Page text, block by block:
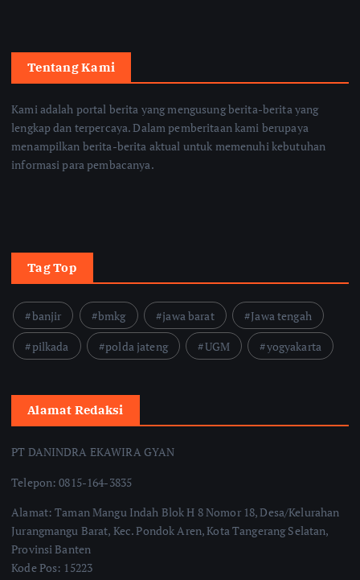
Tentang Kami
Kami adalah portal berita yang mengusung berita-berita yang
lengkap dan terpercaya. Dalam pemberitaan kami berupaya
menampilkan berita-berita aktual untuk memenuhi kebutuhan
informasi para pembacanya.
Tag Top
banjir bmkg jawa barat
Jawa tengah
pilkada
polda jateng UGM yogyakarta
Alamat Redaksi
PT DANINDRA EKAWIRA GYAN
Telepon: 0815-164-3835
Alamat: Taman Mangu Indah Blok H 8 Nomor 18, Desa/Kelurahan
Jurangmangu Barat, Kec. Pondok Aren, Kota Tangerang Selatan,
Provinsi Banten
Kode Pos: 15223